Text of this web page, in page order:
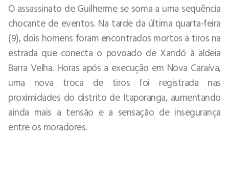
O assassinato de Guilherme se soma a uma sequência
chocante de eventos. Na tarde da última quarta-feira
(9), dois homens foram encontrados mortos a tiros na
estrada que conecta o povoado de Xandó à aldeia
Barra Velha. Horas após a execução em Nova Caraíva,
uma nova troca de tiros foi registrada nas
proximidades do distrito de Itaporanga, aumentando
ainda mais a tensão e a sensação de insegurança
entre os moradores.